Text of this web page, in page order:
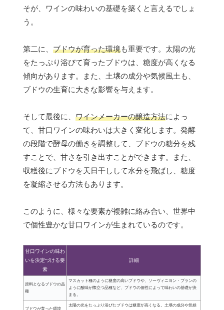
そが、ワインの味わいの基礎を築くと言えるでしょ
う。
第二に、 ブドウが育った環境も重要です。太陽の光
をたっぷり浴びて育ったブドウは、糖度が高くなる
傾向があります。また、土壌の成分や気候風土も、
ブドウの生育に大きな影響を与えます。
そして最後に、 ワインメーカーの醸造方法によっ
て、甘口ワインの味わいは大きく変化します。発酵
の段階で酵母の働きを調整して、ブドウの糖分を残
すことで、甘さを引き出すことができます。また、
収穫後にブドウを天日干しして水分を飛ばし、糖度
を凝縮させる方法もあります。
このように、様々な要素が複雑に絡み合い、世界中
で個性豊かな甘口ワインが生まれているのです。
甘口ワインの味わ
いを決定づける要
素
詳細
原料となるブドウの品
種
マスカット種のように糖度の高いブドウや、ソーヴィニヨン・ブランの
ように酸味が際立つ品種など、ブドウの個性によって味わいの基礎が決
まる。
ブドウが育った環境
太陽の光をたっぷり浴びたブドウは糖度が高くなる。土壌の成分や気候